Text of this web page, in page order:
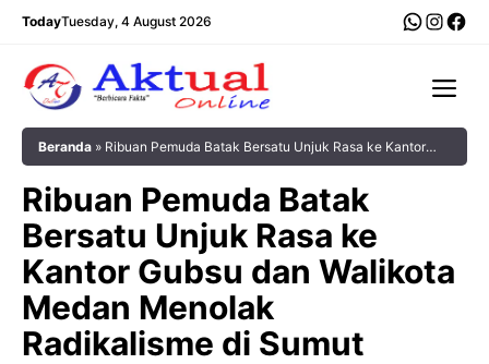
Langsung
TodayTuesday, 4 August 2026
Beranda » Ribuan Pemuda Batak Bersatu Unjuk Rasa ke Kantor
Ribuan Pemuda Batak
Bersatu Unjuk Rasa ke
Kantor Gubsu dan Walikota
Medan Menolak
Radikalisme di Sumut